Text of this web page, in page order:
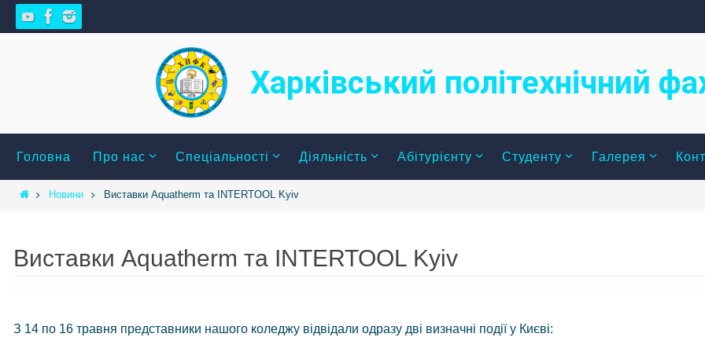
Skip
to
Харківський політехнічний
content
Головна Про нас Спеціальності Діяльність Абітурієнту Студенту Галерея
HomeНовини Виставки Aquatherm та INTERTOOL Kyiv
Виставки Aquatherm та INTERTOOL Kyiv
З 14 по 16 травня представники нашого коледжу відвідали одразу дві визначні події у Києві: